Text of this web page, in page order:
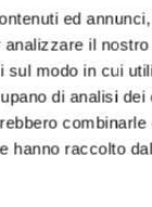
ed
il nostro
sul modo in cui
di analisi dei
combinarle
hanno raccolto
ID
1 anno